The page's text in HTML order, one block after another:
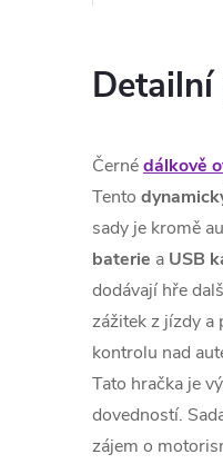
Černédálkově
Tento
sady je kromě
baterie a USB
dodávají hře
zážitek z jízdy a
kontrolu nad
Tato hračka je
dovedností.
zájem o